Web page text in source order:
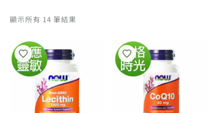
顯示所有 14 筆結果